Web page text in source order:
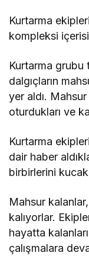
Kurtarma
kompleksi
Kurtarma grubu
dalgıçların
yer aldı.
oturdukları ve
Kurtarma
dair haber
birbirlerini
Mahsur
kalıyorlar.
hayatta
çalışmalara